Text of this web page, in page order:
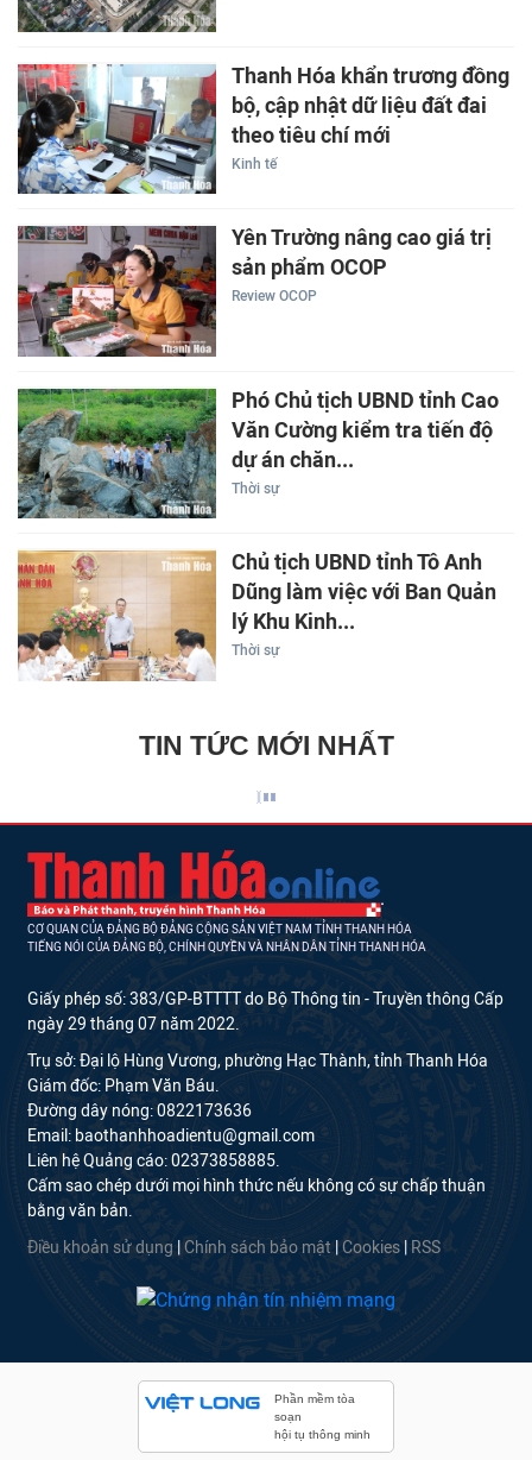
Thanh Hóa khẩn trương đồng
bộ, cập nhật dữ liệu đất đai
theo tiêu chí mới
Kinh tế
Yên Trường nâng cao giá trị
sản phẩm OCOP
Review OCOP
Phó Chủ tịch UBND tỉnh Cao
Văn Cường kiểm tra tiến độ
dự án chăn...
Thời sự
Chủ tịch UBND tỉnh Tô Anh
Dũng làm việc với Ban Quản
lý Khu Kinh...
Thời sự
TIN TỨC MỚI NHẤT
CƠ QUAN CỦA ĐẢNG BỘ ĐẢNG CỘNG SẢN VIỆT NAM TỈNH THANH HÓA
TIẾNG NÓI CỦA ĐẢNG BỘ, CHÍNH QUYỀN VÀ NHÂN DÂN TỈNH THANH HÓA
Giấy phép số: 383/GP-BTTTT do Bộ Thông tin - Truyền thông Cấp
ngày 29 tháng 07 năm 2022.
Trụ sở: Đại lộ Hùng Vương, phường Hạc Thành, tỉnh Thanh Hóa
Giám đốc: Phạm Văn Báu.
Đường dây nóng: 0822173636
Email: baothanhhoadientu@gmail.com
Liên hệ Quảng cáo: 02373858885.
Cấm sao chép dưới mọi hình thức nếu không có sự chấp thuận
bằng văn bản.
Điều khoản sử dụng Chính sách bảo mật Cookies RSS
Phần mềm tòa
soạn
hội tụ thông minh